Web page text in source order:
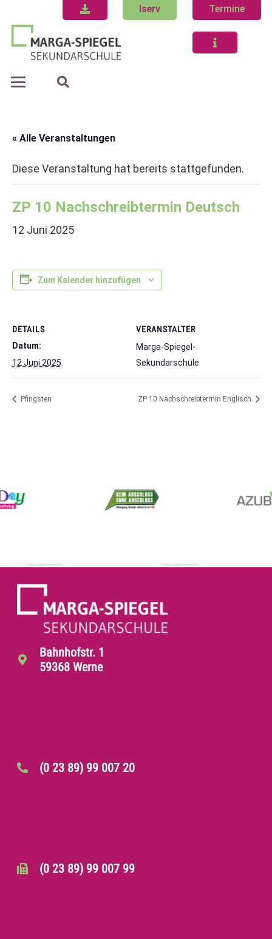
Iserv Termine
« Alle Veranstaltungen
Diese Veranstaltung hat bereits stattgefunden.
ZP 10 Nachschreibtermin Deutsch
12 Juni 2025
Zum Kalender hinzufügen
DETAILS
Datum:
12 Juni 2025
VERANSTALTER
Marga-Spiegel-
Sekundarschule
Pfingsten ZP 10 Nachschreibtermin Englisch
Bahnhofstr. 1
59368 Werne
(0 23 89) 99 007 20
(0 23 89) 99 007 99